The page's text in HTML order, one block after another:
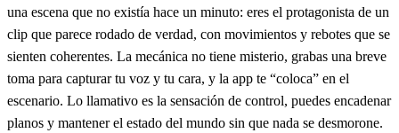
una escena que no existía hace un minuto: eres el protagonista de un
clip que parece rodado de verdad, con movimientos y rebotes que se
sienten coherentes. La mecánica no tiene misterio, grabas una breve
toma para capturar tu voz y tu cara, y la app te “coloca” en el
escenario. Lo llamativo es la sensación de control, puedes encadenar
planos y mantener el estado del mundo sin que nada se desmorone.